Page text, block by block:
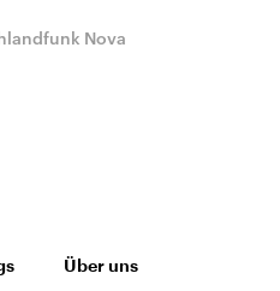
Nova
Über uns